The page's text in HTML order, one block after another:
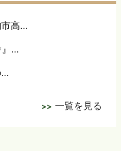
高…
』…
…
一覧を見る